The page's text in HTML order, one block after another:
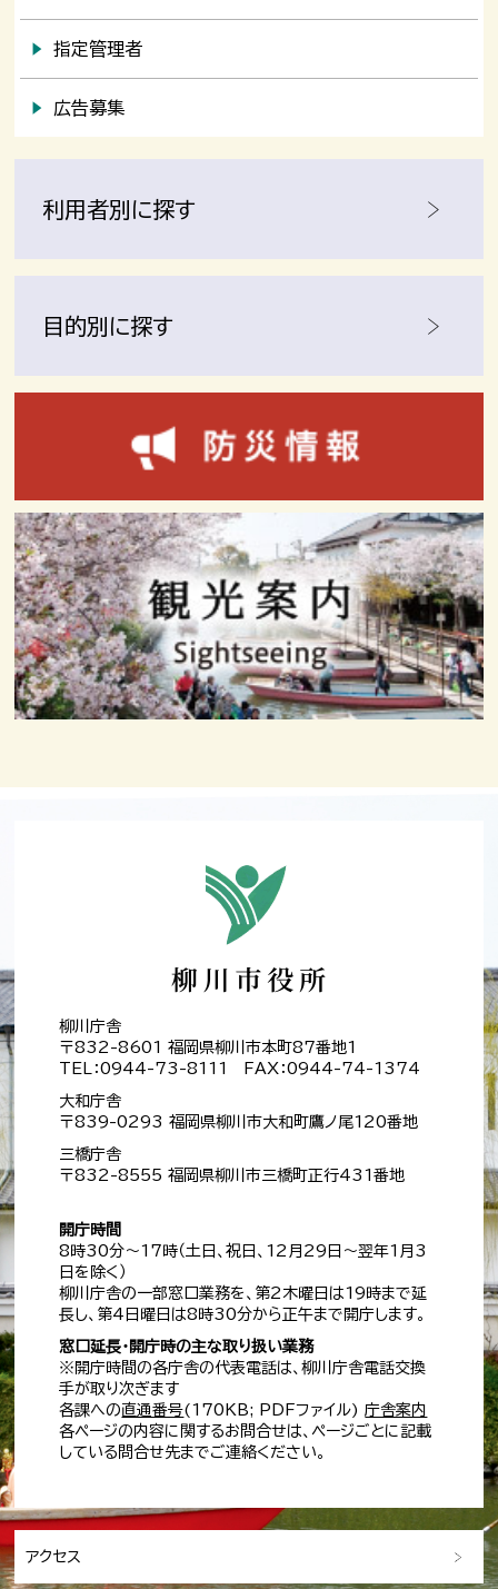
指定管理者
広告募集
利用者別に探す
目的別に探す
柳川庁舎
〒832-8601 福岡県柳川市本町87番地1
TEL：0944-73-8111 FAX：0944-74-1374
大和庁舎
〒839-0293 福岡県柳川市大和町鷹ノ尾120番地
三橋庁舎
〒832-8555 福岡県柳川市三橋町正行431番地
開庁時間
8時30分～17時（土日、祝日、12月29日～翌年1月3
日を除く）
柳川庁舎の一部窓口業務を、第2木曜日は19時まで延
長し、第4日曜日は8時30分から正午まで開庁します。
窓口延長・開庁時の主な取り扱い業務
※開庁時間の各庁舎の代表電話は、柳川庁舎電話交換
手が取り次ぎます
各課への直通番号(170KB; PDFファイル)庁舎案内
各ページの内容に関するお問合せは、ページごとに記載
している問合せ先までご連絡ください。
アクセス